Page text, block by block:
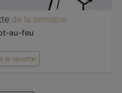
de la semaine
au-feu
la recette